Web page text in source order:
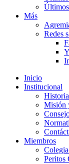
Más
Redes
Inicio
Institucional
Historia
Misión
Miembros
Peritos